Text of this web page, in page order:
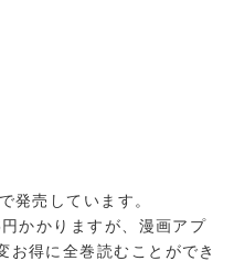
発売しています。
かかりますが、漫画アプ
お得に全巻読むことができ